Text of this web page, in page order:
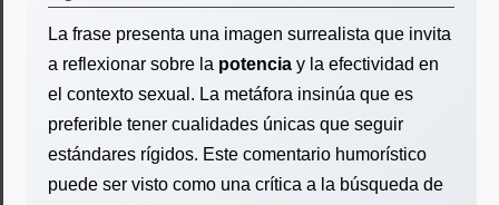
La frase presenta una imagen surrealista que invita
a reflexionar sobre la potencia y la efectividad en
el contexto sexual. La metáfora insinúa que es
preferible tener cualidades únicas que seguir
estándares rígidos. Este comentario humorístico
puede ser visto como una crítica a la búsqueda de